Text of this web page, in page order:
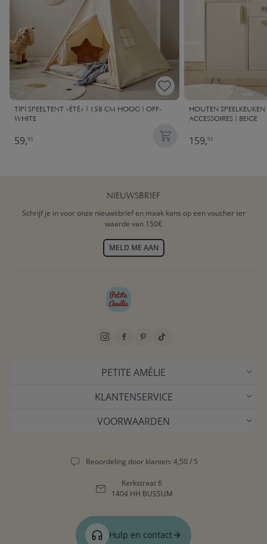
TIPI SPEELTENT «ÉTÉ» | 158 CM HOOG | OFF-
WHITE
59,95
HOUTEN
ACCESSOIRES | BEIGE
159,95
NIEUWSBRIEF
Schrijf je in voor onze nieuwsbrief en maak kans op een voucher ter
waarde van 150€
MELD ME AAN
PETITE AMÉLIE
KLANTENSERVICE
VOORWAARDEN
Beoordeling door klanten: 4,50 / 5
Kerkstraat 6
1404 HH BUSSUM
Hulp en contact